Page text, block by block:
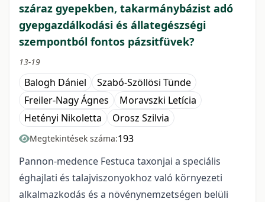
száraz gyepekben, takarmánybázist adó
gyepgazdálkodási és állategészségi
szempontból fontos pázsitfüvek?
13-19
Balogh Dániel
Szabó-Szöllösi Tünde
Freiler-Nagy Ágnes
Moravszki Letícia
Hetényi Nikoletta
Orosz Szilvia
Megtekintések száma:193
Pannon-medence Festuca taxonjai a speciális
éghajlati és talajviszonyokhoz való környezeti
alkalmazkodás és a növénynemzetségen belüli